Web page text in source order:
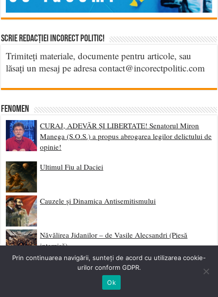
Scrie Redacției Incorect Politic!
Trimiteți materiale, documente pentru articole, sau
lăsați un mesaj pe adresa contact@incorectpolitic.com
Fenomen
CURAJ, ADEVĂR ȘI LIBERTATE! Senatorul Miron
Manega (S.O.S.) a propus abrogarea legilor delictului de
opinie!
Ultimul Fiu al Daciei
Cauzele și Dinamica Antisemitismului
Năvălirea Jidanilor – de Vasile Alecsandri (Piesă
interzisă)
Europa și România în anul 2050
Prin continuarea navigării, sunteți de acord cu utilizarea cookie-
urilor conform GDPR.
Ok